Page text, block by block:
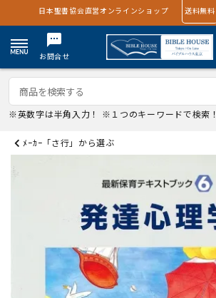
日本聖書協会直営オンラインショップ 送料無料
textsms
お問合せ
※英数字は半角入力！ ※１つのキーワードで検索！
ﾒｰｶｰ「さ行」から選ぶ